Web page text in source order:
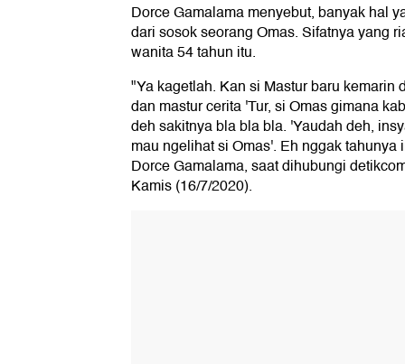
Dorce Gamalama menyebut, banyak hal
dari sosok seorangOmas. Sifatnya yang
wanita 54 tahun itu.
"Ya kagetlah. Kan si Mastur baru kemarin
dan mastur cerita 'Tur, si Omas gimana
deh sakitnya bla bla bla. 'Yaudah deh,
mau ngelihat si Omas'. Eh nggak
Dorce Gamalama, saat dihubungi
Kamis (16/7/2020).